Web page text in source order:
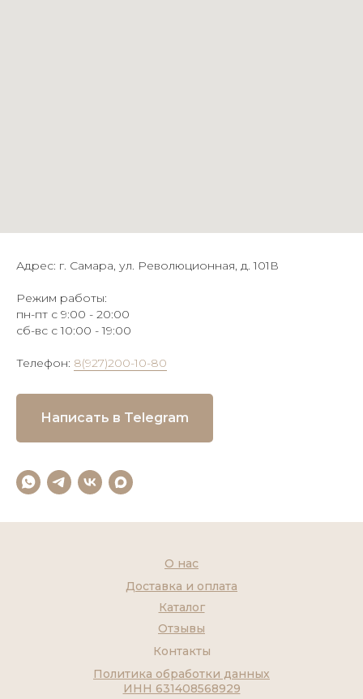
Адрес: г. Самара, ул. Революционная, д. 101В
Режим работы:
пн-пт с 9:00 - 20:00
сб-вс с 10:00 - 19:00
Телефон: 8(927)200-10-80
Написать в Telegram
Контакты
Каталог
О нас
Доставка и оплата
Отзывы
Политика обработки данных
ИНН 631408568929